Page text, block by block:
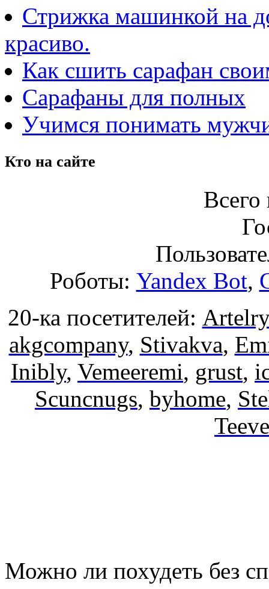
Стрижка машинкой на
красиво.
Как сшить сарафан
Сарафаны для полных
Учимся понимать
Кто на сайте
Всего
Роботы: Yandex Bot,
20-ка посетителей:
akgcompany, Stivakva,
Inibly, Vemeeremi, grust,
Scuncnugs, byhome,
Можно ли похудеть без